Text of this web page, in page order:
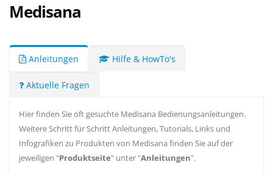
Medisana
Anleitungen Hilfe & HowTo's
Aktuelle Fragen
Hier finden Sie oft gesuchte Medisana Bedienungsanleitungen.
Weitere Schritt für Schritt Anleitungen, Tutorials, Links und
Infografiken zu Produkten von Medisana finden Sie auf der
jeweiligen "Produktseite" unter "Anleitungen".